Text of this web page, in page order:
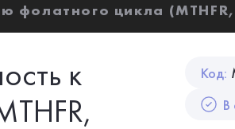
цикла (MTHFR,
Код:
В
к